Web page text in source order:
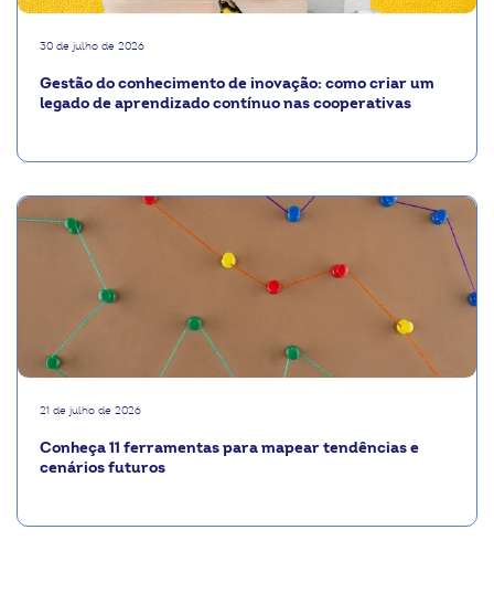
30 de julho de 2026
Gestão do conhecimento de inovação: como criar um
legado de aprendizado contínuo nas cooperativas
21 de julho de 2026
Conheça 11 ferramentas para mapear tendências e
cenários futuros